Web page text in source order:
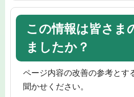
この情報は皆さま
ましたか？
ページ内容の改善の参考とす
聞かせください。